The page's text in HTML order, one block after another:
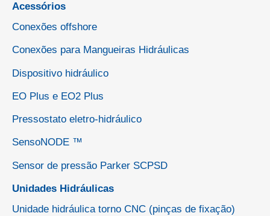
Acessórios
Conexões offshore
Conexões para Mangueiras Hidráulicas
Dispositivo hidráulico
EO Plus e EO2 Plus
Pressostato eletro-hidráulico
SensoNODE ™
Sensor de pressão Parker SCPSD
Unidades Hidráulicas
Unidade hidráulica torno CNC (pinças de fixação)